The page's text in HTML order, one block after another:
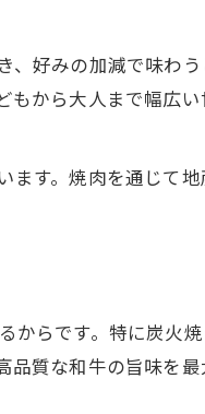
風味とは
重要性
力
好みの加減で味わ
から大人まで幅広
す。焼肉を通じて
らです。特に炭火
質な和牛の旨味を